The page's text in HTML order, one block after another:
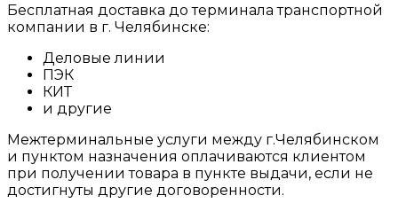
Бесплатная доставка до терминала транспортной
компании в г. Челябинске:
Деловые линии
ПЭК
КИТ
и другие
Межтерминальные услуги между г.Челябинском
и пунктом назначения оплачиваются клиентом
при получении товара в пункте выдачи, если не
достигнуты другие договоренности.